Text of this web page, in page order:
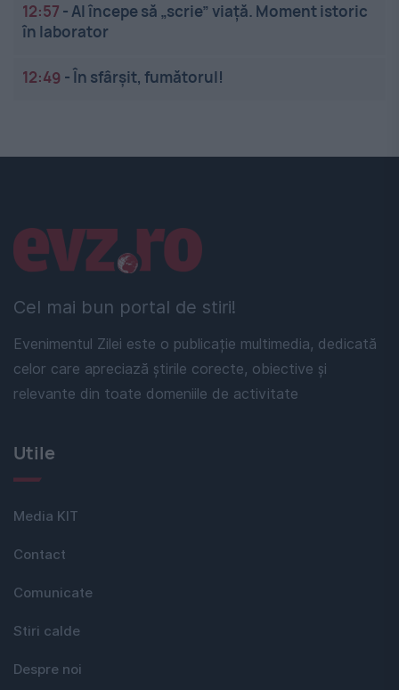
12:57 -AI începe să „scrie” viață. Moment istoric
în laborator
12:49 -În sfârșit, fumătorul!
Cel mai bun portal de stiri!
Evenimentul Zilei este o publicație multimedia, dedicată
celor care apreciază știrile corecte, obiective și
relevante din toate domeniile de activitate
Linkuri utile
Utile
Media KIT
Contact
Comunicate
Stiri calde
Despre noi